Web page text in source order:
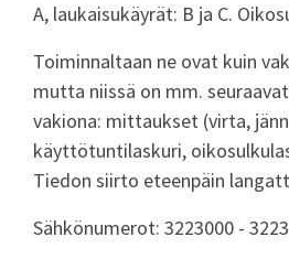
A, laukaisukäyrät: B ja C.
Toiminnaltaan ne ovat kuin
mutta niissä on mm.
vakiona: mittaukset (virta,
käyttötuntilaskuri,
Tiedon siirto eteenpäin
Sähkönumerot: 3223000 -